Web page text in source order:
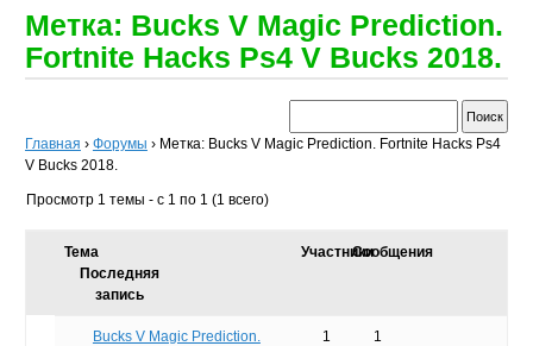
Метка: Bucks V Magic Prediction.
Fortnite Hacks Ps4 V Bucks 2018.
Главная › Форумы › Метка: Bucks V Magic Prediction. Fortnite Hacks Ps4
V Bucks 2018.
Просмотр 1 темы - с 1 по 1 (1 всего)
Тема УчастникиСообщения
Последняя
запись
Bucks V Magic Prediction.
1
1